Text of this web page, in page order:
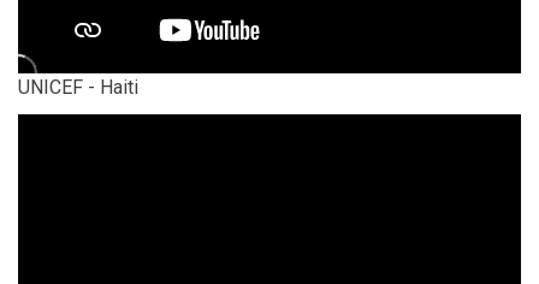
UNICEF - Haiti